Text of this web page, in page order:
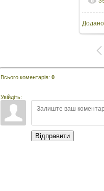
Додано
Всього коментарів: 0
Увійдіть:
Відправити